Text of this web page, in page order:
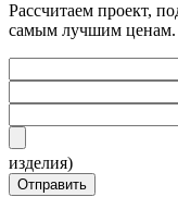
Рассчитаем проект,
самым лучшим ценам.
изделия)
Отправить